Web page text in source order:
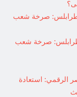
طرابلس: صرخة شعب
طرابلس: صرخة شعب
الرقمي: استعادة